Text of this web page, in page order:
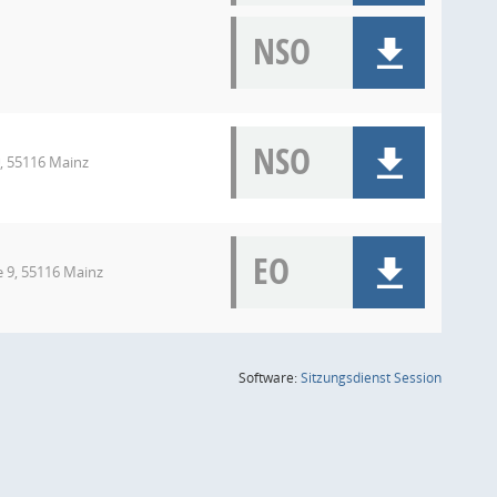
NSO
55116 Mainz NSO
9, 55116 Mainz EO
Software:SitzungsdienstSession(Wird in